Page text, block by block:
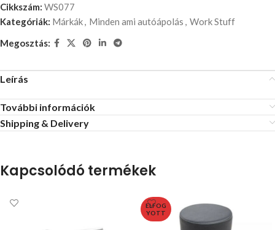
Cikkszám: WS077
Kategóriák: Márkák, Minden ami autóápolás , Work Stuff
Megosztás:
Leírás
További információk
Shipping & Delivery
Kapcsolódó termékek
ELFOG
YOTT